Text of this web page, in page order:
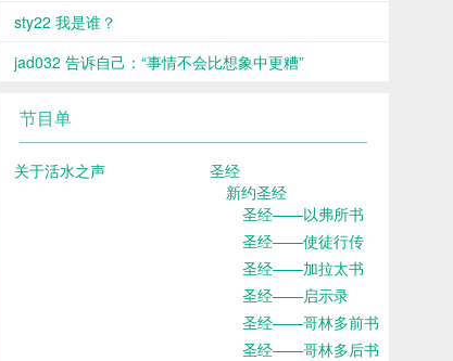
sty22 我是谁？
jad032 告诉自己：“事情不会比想象中更糟”
节目单
关于活水之声
圣经
新约圣经
圣经——以弗所书
圣经——使徒行传
圣经——加拉太书
圣经——启示录
圣经——哥林多前书
圣经——哥林多后书